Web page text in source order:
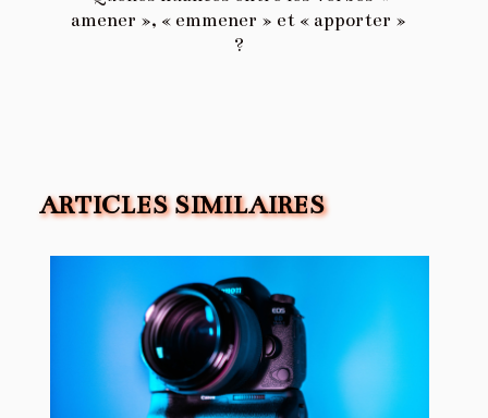
amener », « emmener » et « apporter »
?
ARTICLES SIMILAIRES